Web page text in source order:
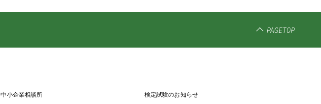
PAGETOP
中小企業相談所 検定試験のお知らせ